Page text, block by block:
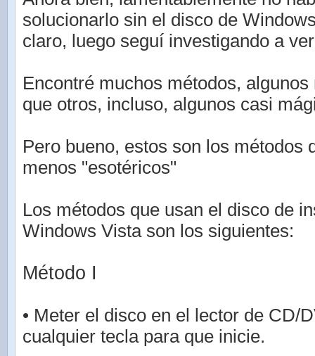
solucionarlo sin el disco de
claro, luego seguí investigando a
Encontré muchos métodos,
que otros, incluso, algunos casi
Pero bueno, estos son los métodos
menos "esotéricos"
Los métodos que usan el disco de
Windows Vista son los siguientes:
Método I
• Meter el disco en el lector de CD/
cualquier tecla para que inicie.